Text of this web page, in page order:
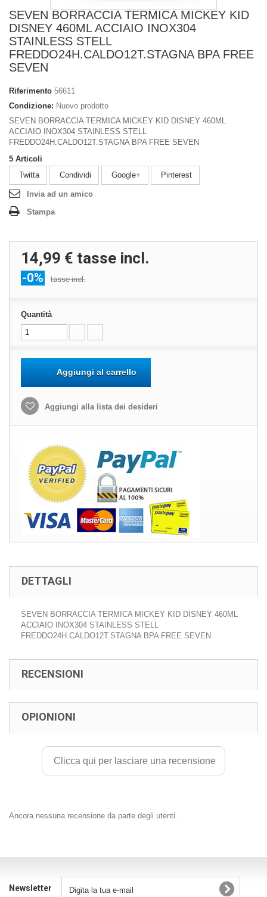
SEVEN BORRACCIA TERMICA MICKEY KID
DISNEY 460ML ACCIAIO INOX304
STAINLESS STELL
FREDDO24H.CALDO12T.STAGNA BPA FREE
SEVEN
Riferimento 56611
Condizione: Nuovo prodotto
SEVEN BORRACCIA TERMICA MICKEY KID DISNEY 460ML
ACCIAIO INOX304 STAINLESS STELL
FREDDO24H.CALDO12T.STAGNA BPA FREE SEVEN
5 Articoli
Twitta
Condividi Google+ Pinterest
Invia ad un amico
Stampa
14,99 € tasse incl.
-0% tasse incl.
Quantità
Aggiungi al carrello
Aggiungi alla lista dei desideri
DETTAGLI
SEVEN BORRACCIA TERMICA MICKEY KID DISNEY 460ML
ACCIAIO INOX304 STAINLESS STELL
FREDDO24H.CALDO12T.STAGNA BPA FREE SEVEN
RECENSIONI
OPIONIONI
Clicca qui per lasciare una recensione
Ancora nessuna recensione da parte degli utenti.
Newsletter